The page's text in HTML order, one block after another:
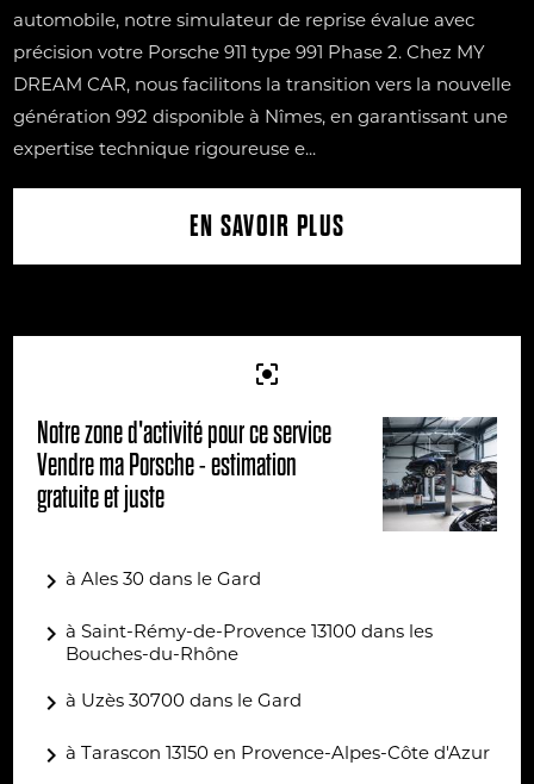
automobile, notre simulateur de reprise évalue avec
précision votre Porsche 911 type 991 Phase 2. Chez MY
DREAM CAR, nous facilitons la transition vers la nouvelle
génération 992 disponible à Nîmes, en garantissant une
expertise technique rigoureuse e...
EN SAVOIR PLUS
center_focus_strong
Notre zone d'activité pour ce service
Vendre ma Porsche - estimation
gratuite et juste
navigate_nextà Ales 30 dans le Gard
navigate_nextà Saint-Rémy-de-Provence 13100 dans les
Bouches-du-Rhône
navigate_nextà Uzès 30700 dans le Gard
navigate_nextà Tarascon 13150 en Provence-Alpes-Côte d'Azur